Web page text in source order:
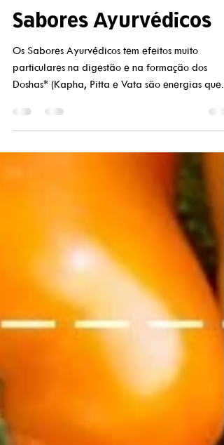
Silvia Perotti
Sabores Ayurvédicos
Os Sabores Ayurvédicos tem efeitos muito
Doshas* (Kapha, Pitta e Vata são energias que...